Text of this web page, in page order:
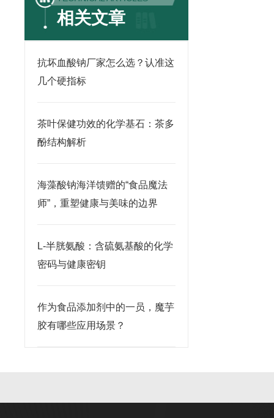
相关文章
抗坏血酸钠厂家怎么选？认准这
几个硬指标
茶叶保健功效的化学基石：茶多
酚结构解析
海藻酸钠海洋馈赠的“食品魔法
师”，重塑健康与美味的边界
L-半胱氨酸：含硫氨基酸的化学
密码与健康密钥
作为食品添加剂中的一员，魔芋
胶有哪些应用场景？